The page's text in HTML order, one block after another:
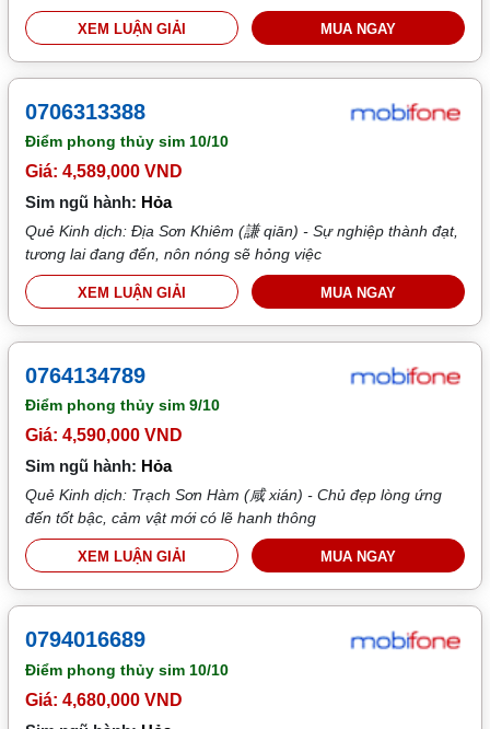
XEM LUẬN GIẢI MUA NGAY
0706313388
Điểm phong thủy sim 10/10
Giá: 4,589,000 VND
Sim ngũ hành: Hỏa
Quẻ Kinh dịch: Địa Sơn Khiêm (謙 qiān) - Sự nghiệp thành đạt,
tương lai đang đến, nôn nóng sẽ hỏng việc
XEM LUẬN GIẢI MUA NGAY
0764134789
Điểm phong thủy sim9/10
Giá: 4,590,000 VND
Sim ngũ hành: Hỏa
Quẻ Kinh dịch: Trạch Sơn Hàm (咸 xián) - Chủ đẹp lòng ứng
đến tốt bậc, cảm vật mới có lẽ hanh thông
XEM LUẬN GIẢI MUA NGAY
0794016689
Điểm phong thủy sim 10/10
Giá: 4,680,000 VND